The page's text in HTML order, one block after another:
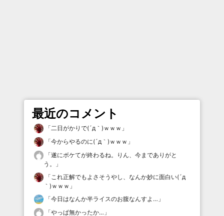
最近のコメント
「二日がかりで(´д｀)ｗｗｗ 」
「今からやるのに(´д｀)ｗｗｗ 」
「遂にボケてが終わるね。りん、今までありがと
う。
」
「これ正解でもよさそうやし、なんか妙に面白い(´д
｀)ｗｗｗ 」
「今日はなんか半ライスのお腹なんすよ… 」
「やっぱ無かったか… 」